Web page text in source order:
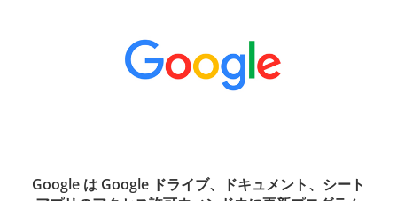
Google は Google ドライブ、ドキュメント、シート